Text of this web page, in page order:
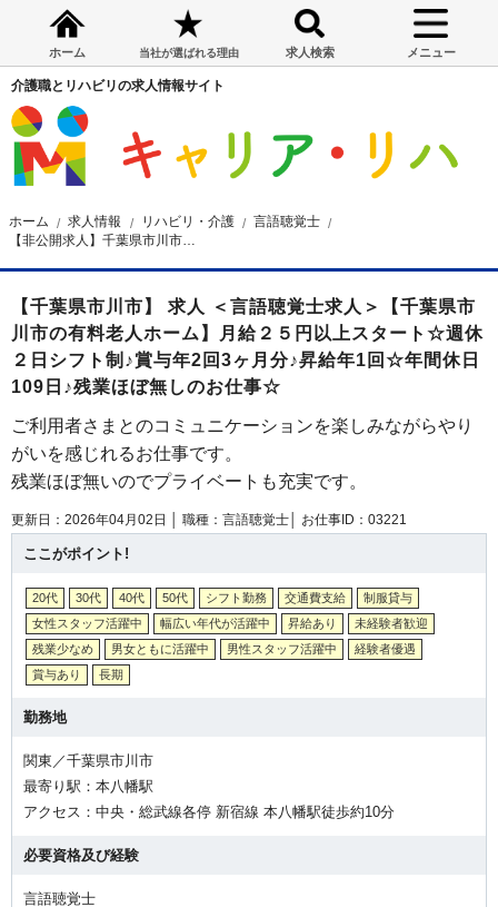
ホーム 当社が選ばれる理由 求人検索 メニュー
介護職とリハビリの求人情報サイト
ホーム 求人情報 リハビリ・介護
言語聴覚士
【千葉県市川市】 求人 ＜言語聴覚士求人＞【千葉県市
川市の有料老人ホーム】月給２５円以上スタート☆週休
２日シフト制♪賞与年2回3ヶ月分♪昇給年1回☆年間休日
109日♪残業ほぼ無しのお仕事☆
ご利用者さまとのコミュニケーションを楽しみながらやり
がいを感じれるお仕事です。
残業ほぼ無いのでプライベートも充実です。
更新日：2026年04月02日 │ 職種：言語聴覚士│ お仕事ID：03221
ここがポイント!
20代 30代 40代 50代 シフト勤務 交通費支給
制服貸与
女性スタッフ活躍中
幅広い年代が活躍中 昇給あり
未経験者歓迎
残業少なめ
男女ともに活躍中 男性スタッフ活躍中
経験者優遇
賞与あり
長期
勤務地
関東／千葉県市川市
最寄り駅：本八幡駅
アクセス：中央・総武線各停 新宿線 本八幡駅徒歩約10分
必要資格及び経験
言語聴覚士